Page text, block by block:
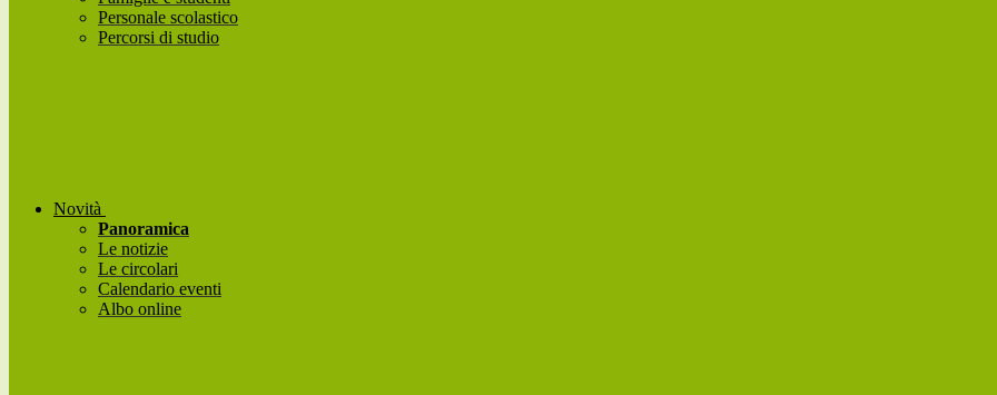
Personale scolastico
Percorsi di studio
Novità
Panoramica
Le notizie
Le circolari
Calendario eventi
Albo online